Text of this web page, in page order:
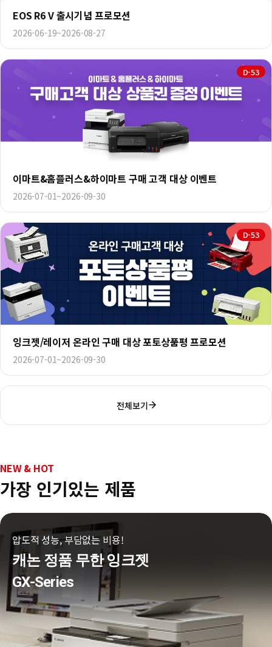
EOS R6 V 출시기념 프로모션
2026-06-19~2026-08-27
D-53
이마트&홈플러스&하이마트 구매 고객 대상 이벤트
2026-07-01~2026-09-30
D-53
잉크젯/레이저 온라인 구매 대상 포토상품평 프로모션
2026-07-01~2026-09-30
전체보기
NEW & HOT
가장 인기있는 제품
압도적 성능, 부담없는 비용!
캐논 정품 무한 잉크젯
GX-Series